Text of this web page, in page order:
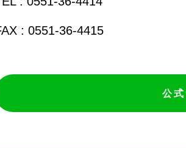
: 0551-36-4415
公